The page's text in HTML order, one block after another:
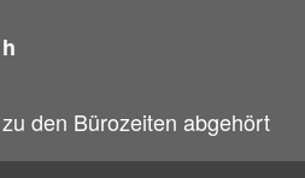
den Bürozeiten abgehört